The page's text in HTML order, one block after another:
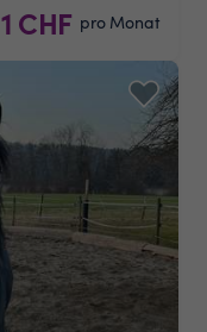
1 CHF pro Monat